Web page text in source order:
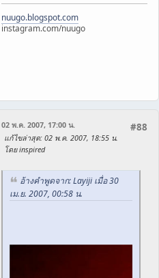
nuugo.blogspot.com
instagram.com/nuugo
#88
02 พ.ค. 2007, 17:00 น.
แก้ไขล่าสุด: 02 พ.ค. 2007, 18:55 น.
โดย inspired
อ้างคำพูดจาก: Layiji เมื่อ 30
เม.ย. 2007, 00:58 น.